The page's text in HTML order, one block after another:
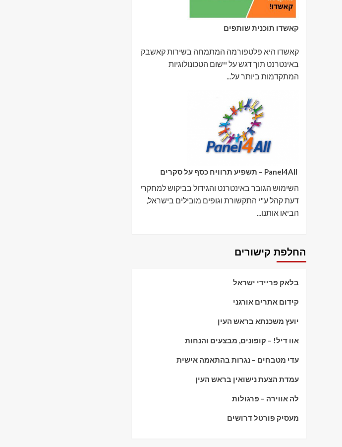
קאשדו תוכנית שותפים
קאשדו היא פלטפורמה המתמחה בשירות קאשבק
באינטרנט תוך דגש על יישום הטכונולוגיות
המתקדמות ביותר על...
השימוש הגובר באינטרנט והגידול בביקוש למחקרי
דעת קהל ע"י התקשורת וגופים מובילים בישראל,
הביאו אותנו...
החלפת קישורים
בלאק פריידי ישראל
קידום אתרים אורגני
יועץ משכנתא בראש העין
אוו דיל! – קופונים, מבצעים והנחות
עדי מטבחים – נגרות בהתאמה אישית
עמדת הצעת נישואין בראש העין
לה אווירה – פרגולות
מעסיק פורטל דרושים